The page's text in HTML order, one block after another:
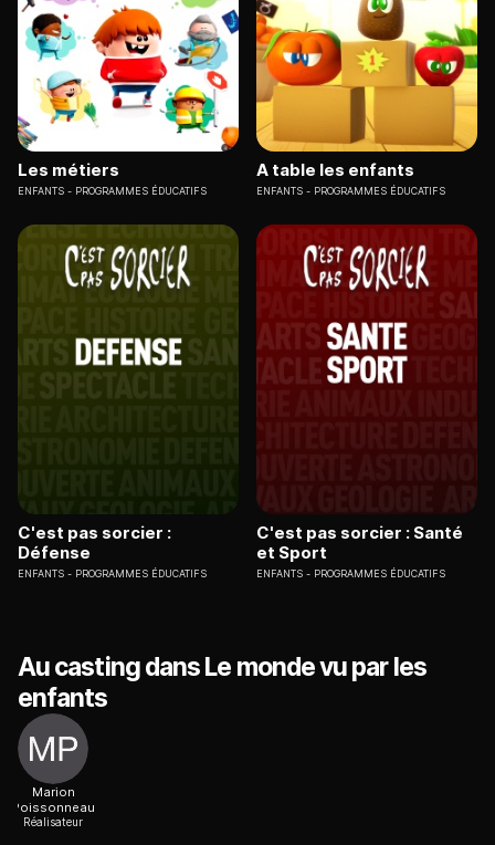
Les métiers
ENFANTS PROGRAMMES ÉDUCATIFS
A table les enfants
ENFANTS PROGRAMMES ÉDUCATIFS
C'est pas sorcier :
Défense
ENFANTS PROGRAMMES ÉDUCATIFS
C'est pas sorcier : Santé
et Sport
ENFANTS PROGRAMMES ÉDUCATIFS
Au casting dans Le monde vu par les
enfants
Marion
Poissonneau
Réalisateur